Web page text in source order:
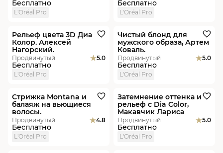
Бесплатно
L'Oréal Pro
Бесплатно
L'Oréal Pro
Рельеф цвета 3D Диа
Колор. Алексей
Нагорский.
Продвинутый 5.0
Бесплатно
L'Oréal Pro
Чистый блонд для
мужского образа, Артем
Коваль.
Продвинутый 5.0
Бесплатно
L'Oréal Pro
Стрижка Montana и
балаяж на вьющиеся
волосы.
Продвинутый 4.8
Бесплатно
L'Oréal Pro
Затемнение оттенка и
рельеф с Dia Color,
Макавчик Лариса
Продвинутый 5.0
Бесплатно
L'Oréal Pro